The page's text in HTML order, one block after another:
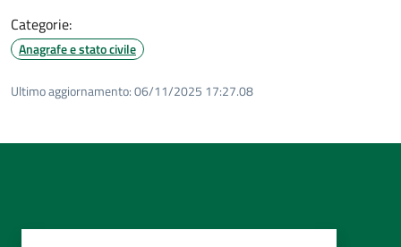
Categorie:
Anagrafe e stato civile
Ultimo aggiornamento:06/11/2025 17:27.08